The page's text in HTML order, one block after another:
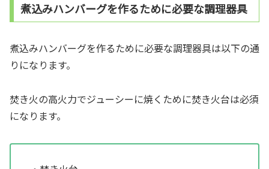
煮込みハンバーグを作るために必要な調理器具
煮込みハンバーグを作るために必要な調理器具は以下の通
りになります。
焚き火の高火力でジューシーに焼くために焚き火台は必須
になります。